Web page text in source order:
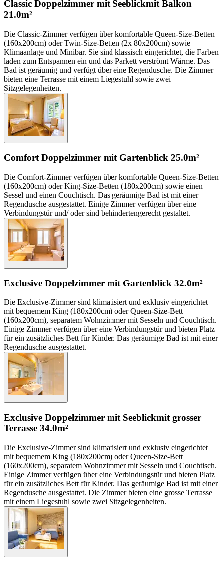
Classic Doppelzimmer mit Seeblickmit Balkon
21.0m²
Die Classic-Zimmer verfügen über komfortable Queen-Size-Betten
(160x200cm) oder Twin-Size-Betten (2x 80x200cm) sowie
Klimaanlage und Minibar. Sie sind klassisch eingerichtet, die Farben
laden zum Entspannen ein und das Parkett verströmt Wärme. Das
Bad ist geräumig und verfügt über eine Regendusche. Die Zimmer
bieten eine Terrasse mit einem Liegestuhl sowie zwei
Sitzgelegenheiten.
Comfort Doppelzimmer mit Gartenblick 25.0m²
Die Comfort-Zimmer verfügen über komfortable Queen-Size-Betten
(160x200cm) oder King-Size-Betten (180x200cm) sowie einen
Sessel und einen Couchtisch. Das geräumige Bad ist mit einer
Regendusche ausgestattet. Einige Zimmer verfügen über eine
Verbindungstür und/ oder sind behindertengerecht gestaltet.
Exclusive Doppelzimmer mit Gartenblick 32.0m²
Die Exclusive-Zimmer sind klimatisiert und exklusiv eingerichtet
mit bequemem King (180x200cm) oder Queen-Size-Bett
(160x200cm), separatem Wohnzimmer mit Sesseln und Couchtisch.
Einige Zimmer verfügen über eine Verbindungstür und bieten Platz
für ein zusätzliches Bett für Kinder. Das geräumige Bad ist mit einer
Regendusche ausgestattet.
Exclusive Doppelzimmer mit Seeblickmit grosser
Terrasse 34.0m²
Die Exclusive-Zimmer sind klimatisiert und exklusiv eingerichtet
mit bequemem King (180x200cm) oder Queen-Size-Bett
(160x200cm), separatem Wohnzimmer mit Sesseln und Couchtisch.
Einige Zimmer verfügen über eine Verbindungstür und bieten Platz
für ein zusätzliches Bett für Kinder. Das geräumige Bad ist mit einer
Regendusche ausgestattet. Die Zimmer bieten eine grosse Terrasse
mit einem Liegestuhl sowie zwei Sitzgelegenheiten.